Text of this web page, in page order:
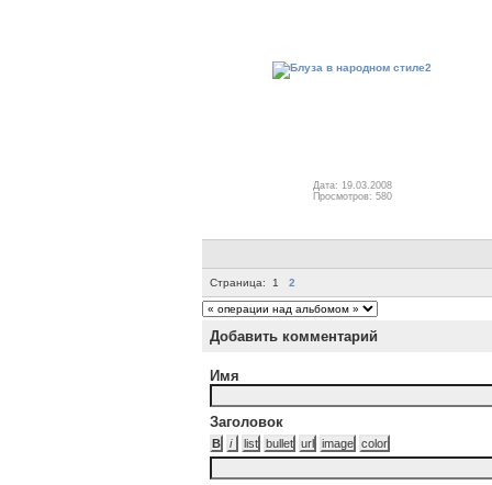
Дата: 19.03.2008
Просмотров: 580
Страница: 1 2
Добавить комментарий
Имя
Заголовок